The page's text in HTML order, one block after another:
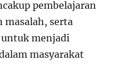
pembelajaran
masalah, serta
untuk menjadi
masyarakat